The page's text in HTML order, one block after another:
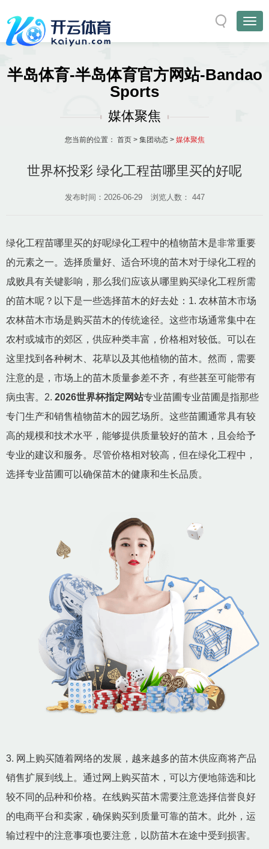
半岛体育-半岛体育官方网站-Bandao
Sports
媒体聚焦
您当前的位置： 首页> 集团动态> 媒体聚焦
世界杯投彩 绿化工程苗哪里买的好呢
发布时间：2026-06-29 浏览人数： 447
绿化工程苗哪里买的好呢绿化工程中的植物苗木是非常重要
的元素之一。选择质量好、适合环境的苗木对于绿化工程的
成败具有关键影响，那么我们应该从哪里购买绿化工程所需
的苗木呢？以下是一些选择苗木的好去处：1. 农林苗木市场
农林苗木市场是购买苗木的传统途径。这些市场通常集中在
农村或城市的郊区，供应种类丰富，价格相对较低。可以在
这里找到各种树木、花草以及其他植物的苗木。然而，需要
注意的是，市场上的苗木质量参差不齐，有些甚至可能带有
病虫害。2. 2026世界杯指定网站专业苗圃专业苗圃是指那些
专门生产和销售植物苗木的园艺场所。这些苗圃通常具有较
高的规模和技术水平，能够提供质量较好的苗木，且会给予
专业的建议和服务。尽管价格相对较高，但在绿化工程中，
选择专业苗圃可以确保苗木的健康和生长品质。
3. 网上购买随着网络的发展，越来越多的苗木供应商将产品
销售扩展到线上。通过网上购买苗木，可以方便地筛选和比
较不同的品种和价格。在线购买苗木需要注意选择信誉良好
的电商平台和卖家，确保购买到质量可靠的苗木。此外，运
输过程中的注意事项也要注意，以防苗木在途中受到损害。